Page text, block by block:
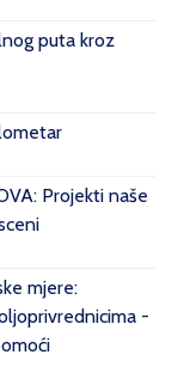
puta kroz
Projekti naše
mjere:
-